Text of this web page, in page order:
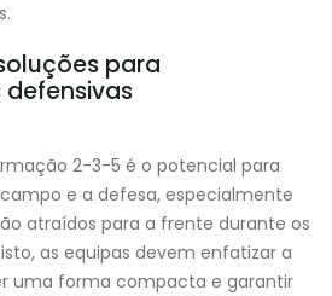
para
2-3-5 é o potencial para
e a defesa, especialmente
atraídos para a frente durante os
as equipas devem enfatizar a
uma forma compacta e garantir